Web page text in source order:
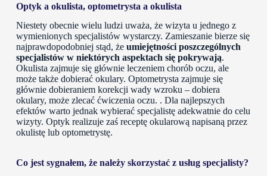
Optyk a okulista, optometrysta a okulista
Niestety obecnie wielu ludzi uważa, że wizyta u jednego z
wymienionych specjalistów wystarczy. Zamieszanie bierze się
najprawdopodobniej stąd, że umiejętności poszczególnych
specjalistów w niektórych aspektach się pokrywają.
Okulista zajmuje się głównie leczeniem chorób oczu, ale
może także dobierać okulary. Optometrysta zajmuje się
głównie dobieraniem korekcji wady wzroku – dobiera
okulary, może zlecać ćwiczenia oczu. . Dla najlepszych
efektów warto jednak wybierać specjalistę adekwatnie do celu
wizyty. Optyk realizuje zaś receptę okularową napisaną przez
okulistę lub optometrystę.
Co jest sygnałem, że należy skorzystać z usług specjalisty?